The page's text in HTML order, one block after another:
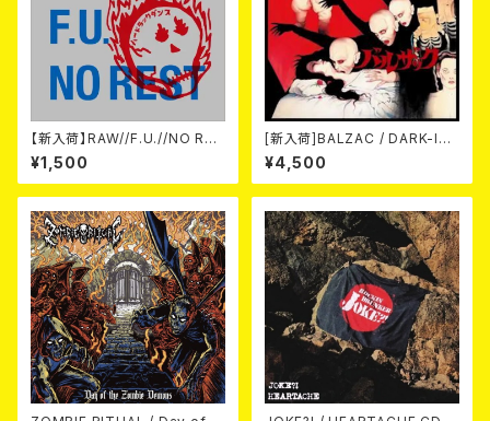
【新入荷】RAW//F.U.//NO RES
T / 3way split EP ハード ラッ
ク ダンス (CD)
¥1,500
[新入荷]BALZAC / DARK-IS
M -20th Anniversary Comp
ilation- (2CD)
¥4,500